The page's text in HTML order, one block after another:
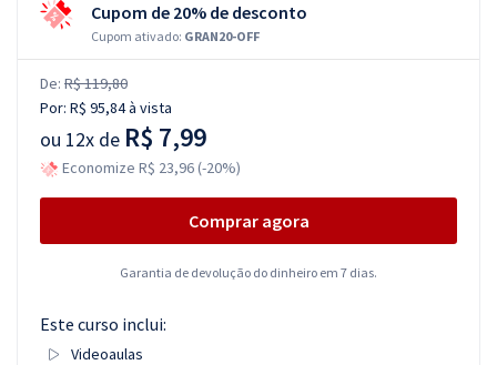
Cupom de 20% de desconto
Cupom ativado: GRAN20-OFF
De: R$ 119,80
Por: R$ 95,84à vista
ou 12x de R$ 7,99
Economize R$ 23,96 (-20%)
Comprar agora
Garantia de devolução do dinheiro em 7 dias.
Este curso inclui:
Videoaulas